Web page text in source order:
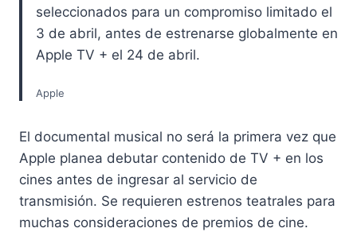
seleccionados para un compromiso limitado el
3 de abril, antes de estrenarse globalmente en
Apple TV + el 24 de abril.
Apple
El documental musical no será la primera vez que
Apple planea debutar contenido de TV + en los
cines antes de ingresar al servicio de
transmisión. Se requieren estrenos teatrales para
muchas consideraciones de premios de cine.